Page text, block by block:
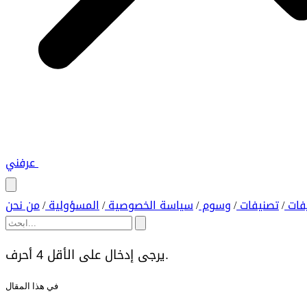
عرفني
/ تصنيفات/ وسوم/ سياسة الخصوصية/ المسؤولية/ من نحن
يرجى إدخال على الأقل 4 أحرف.
في هذا المقال